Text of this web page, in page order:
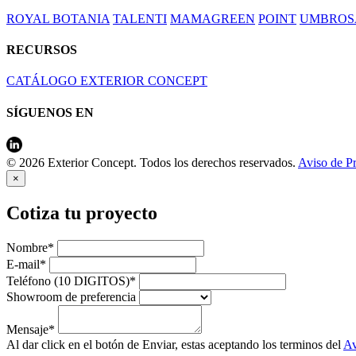
ROYAL BOTANIA TALENTI MAMAGREEN POINT
RECURSOS
CATÁLOGO EXTERIOR CONCEPT
SÍGUENOS EN
© 2026 Exterior Concept. Todos los derechos reservados. Aviso de
×
Cotiza tu proyecto
Nombre*
E-mail*
Teléfono (10 DIGITOS)*
Showroom de preferencia
Mensaje*
Al dar click en el botón de Enviar, estas aceptando los terminos del